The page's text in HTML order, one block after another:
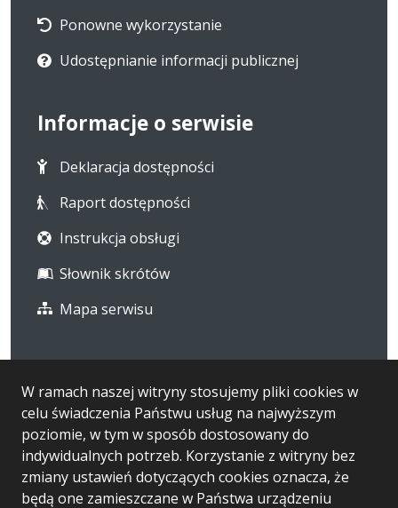
W ramach naszej witryny stosujemy pliki cookies w
celu świadczenia Państwu usług na najwyższym
poziomie, w tym w sposób dostosowany do
indywidualnych potrzeb. Korzystanie z witryny bez
zmiany ustawień dotyczących cookies oznacza, że
będą one zamieszczane w Państwa urządzeniu
Ponowne wykorzystanie
Udostępnianie informacji publicznej
Informacje o serwisie
Deklaracja dostępności
Raport dostępności
Instrukcja obsługi
Słownik skrótów
Mapa serwisu
Statystyki oglądalności
Ostatnio dodane
RODO